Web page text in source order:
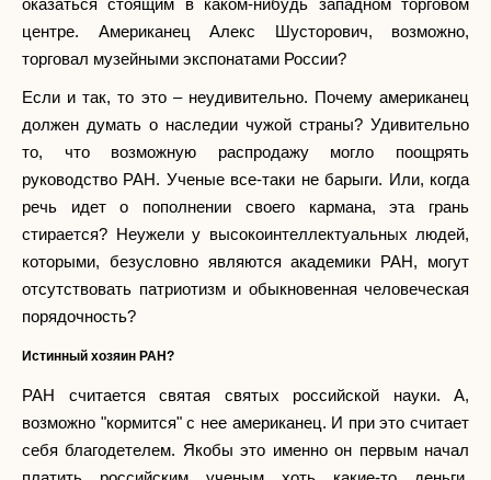
оказаться стоящим в каком-нибудь западном торговом
центре. Американец Алекс Шусторович, возможно,
торговал музейными экспонатами России?
Если и так, то это – неудивительно. Почему американец
должен думать о наследии чужой страны? Удивительно
то, что возможную распродажу могло поощрять
руководство РАН. Ученые все-таки не барыги. Или, когда
речь идет о пополнении своего кармана, эта грань
стирается? Неужели у высокоинтеллектуальных людей,
которыми, безусловно являются академики РАН, могут
отсутствовать патриотизм и обыкновенная человеческая
порядочность?
Истинный хозяин РАН?
РАН считается святая святых российской науки. А,
возможно "кормится" с нее американец. И при это считает
себя благодетелем. Якобы это именно он первым начал